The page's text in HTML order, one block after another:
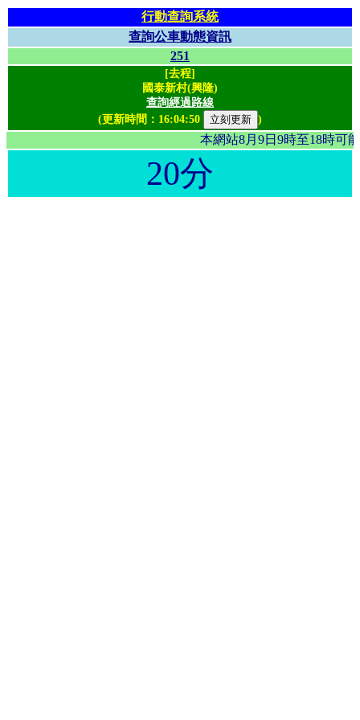
行動查詢系統
查詢公車動態資訊
251
[去程]
國泰新村(興隆)
查詢經過路線
(更新時間： 16:04:50 )
本網站8月9日9時至18時
20分